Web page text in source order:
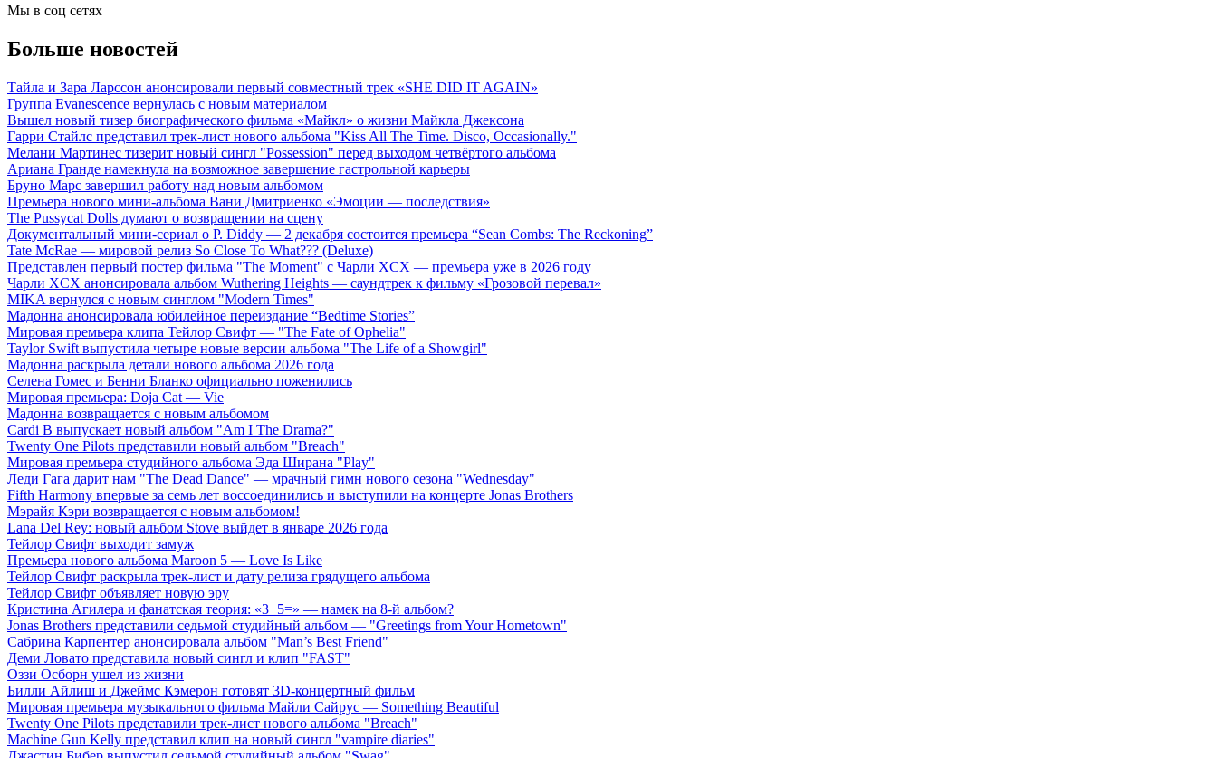
Мы в соц сетях
Больше новостей
Тайла и Зара Ларссон анонсировали первый совместный трек «SHE DID IT AGAIN»
Группа Evanescence вернулась с новым материалом
Вышел новый тизер биографического фильма «Майкл» о жизни Майкла Джексона
Гарри Стайлс представил трек-лист нового альбома "Kiss All The Time. Disco, Occasionally."
Мелани Мартинес тизерит новый сингл "Possession" перед выходом четвёртого альбома
Ариана Гранде намекнула на возможное завершение гастрольной карьеры
Бруно Марс завершил работу над новым альбомом
Премьера нового мини-альбома Вани Дмитриенко «Эмоции — последствия»
The Pussycat Dolls думают о возвращении на сцену
Документальный мини-сериал о P. Diddy — 2 декабря состоится премьера “Sean Combs: The Reckoning”
Tate McRae — мировой релиз So Close To What??? (Deluxe)
Представлен первый постер фильма "The Moment" с Чарли XCX — премьера уже в 2026 году
Чарли XCX анонсировала альбом Wuthering Heights — саундтрек к фильму «Грозовой перевал»
MIKA вернулся с новым синглом "Modern Times"
Мадонна анонсировала юбилейное переиздание “Bedtime Stories”
Мировая премьера клипа Тейлор Свифт — "The Fate of Ophelia"
Taylor Swift выпустила четыре новые версии альбома "The Life of a Showgirl"
Мадонна раскрыла детали нового альбома 2026 года
Селена Гомес и Бенни Бланко официально поженились
Мировая премьера: Doja Cat — Vie
Мадонна возвращается с новым альбомом
Cardi B выпускает новый альбом "Am I The Drama?"
Twenty One Pilots представили новый альбом "Breach"
Мировая премьера студийного альбома Эда Ширана "Play"
Леди Гага дарит нам "The Dead Dance" — мрачный гимн нового сезона "Wednesday"
Fifth Harmony впервые за семь лет воссоединились и выступили на концерте Jonas Brothers
Мэрайя Кэри возвращается с новым альбомом!
Lana Del Rey: новый альбом Stove выйдет в январе 2026 года
Тейлор Свифт выходит замуж
Премьера нового альбома Maroon 5 — Love Is Like
Тейлор Свифт раскрыла трек-лист и дату релиза грядущего альбома
Тейлор Свифт объявляет новую эру
Кристина Агилера и фанатская теория: «3+5=» — намек на 8-й альбом?
Jonas Brothers представили седьмой студийный альбом — "Greetings from Your Hometown"
Сабрина Карпентер анонсировала альбом "Man’s Best Friend"
Деми Ловато представила новый сингл и клип "FAST"
Оззи Осборн ушел из жизни
Билли Айлиш и Джеймс Кэмерон готовят 3D-концертный фильм
Мировая премьера музыкального фильма Майли Сайрус — Something Beautiful
Twenty One Pilots представили трек-лист нового альбома "Breach"
Machine Gun Kelly представил клип на новый сингл "vampire diaries"